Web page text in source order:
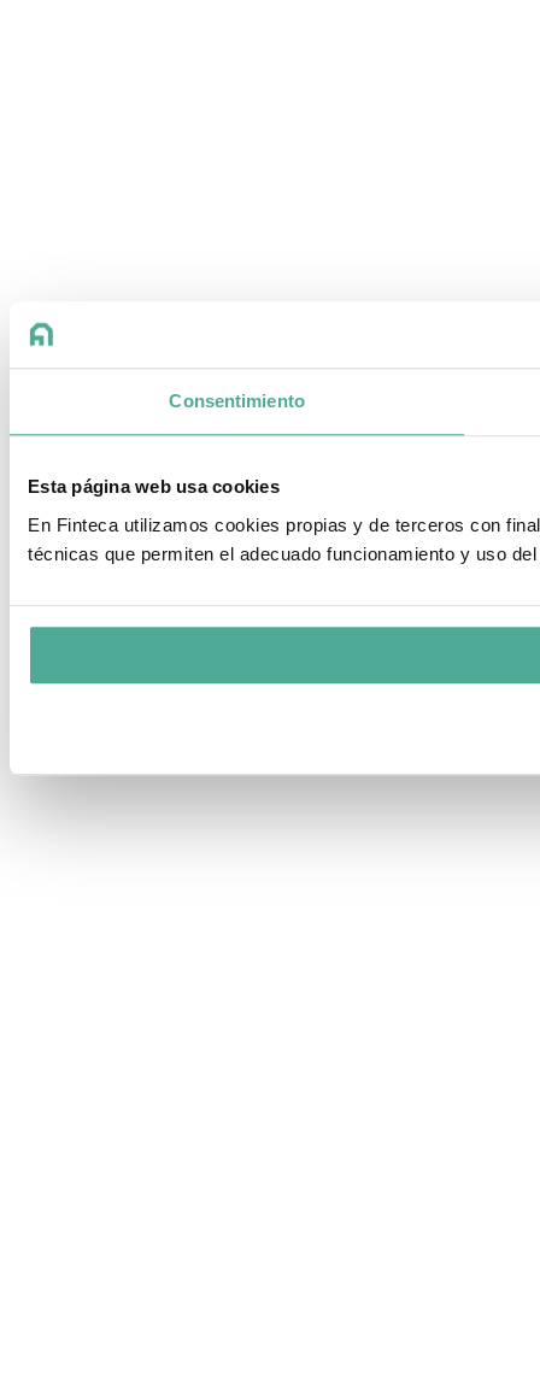
Consentimiento
Esta página web usa cookies
En Finteca utilizamos cookies propias y de terceros con
técnicas que permiten el adecuado funcionamiento y uso